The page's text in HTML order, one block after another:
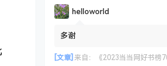
helloworld
多谢
[文章] 来自： 《2023当当网好书榜70本》